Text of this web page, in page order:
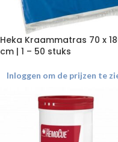
Heka Kraammatras 70 x
cm | 1 – 50 stuks
Inloggen om de prijzen te